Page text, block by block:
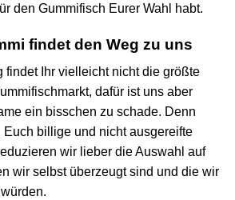
den Gummifisch Eurer Wahl habt.
findet den Weg zu uns
findet Ihr vielleicht nicht die größte
dafür ist uns aber
ein bisschen zu schade. Denn
Euch billige und nicht ausgereifte
wir lieber die Auswahl auf
wir selbst überzeugt sind und die wir